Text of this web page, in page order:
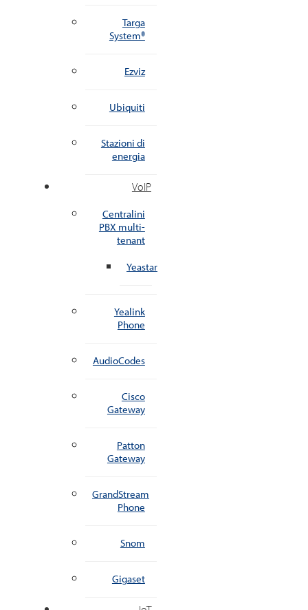
Targa
System®
Ezviz
Ubiquiti
Stazioni di
energia
VoIP
Centralini
PBX multi-
tenant
Yeastar
Yealink
Phone
AudioCodes
Cisco
Gateway
Patton
Gateway
GrandStream
Phone
Snom
Gigaset